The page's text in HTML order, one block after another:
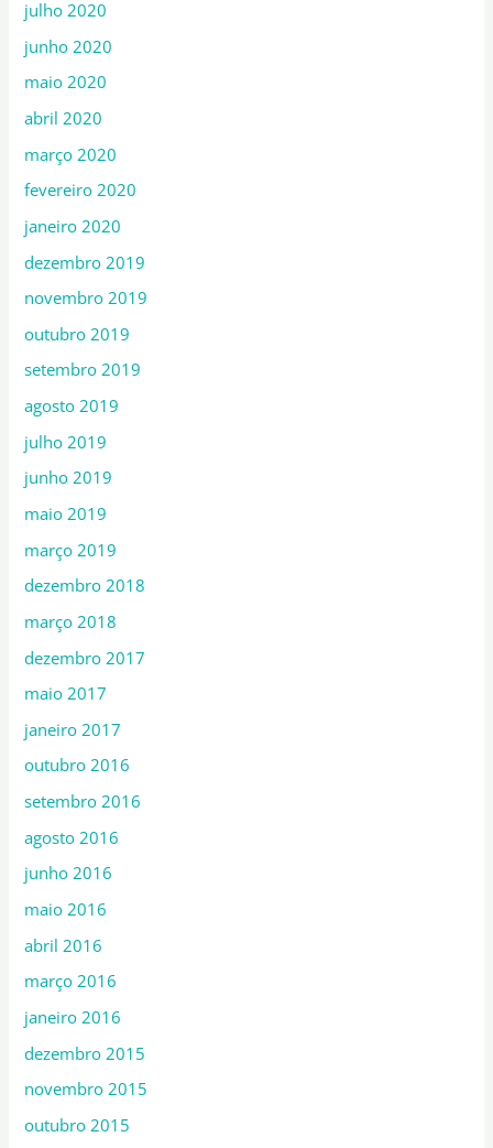
julho 2020
junho 2020
maio 2020
abril 2020
março 2020
fevereiro 2020
janeiro 2020
dezembro 2019
novembro 2019
outubro 2019
setembro 2019
agosto 2019
julho 2019
junho 2019
maio 2019
março 2019
dezembro 2018
março 2018
dezembro 2017
maio 2017
janeiro 2017
outubro 2016
setembro 2016
agosto 2016
junho 2016
maio 2016
abril 2016
março 2016
janeiro 2016
dezembro 2015
novembro 2015
outubro 2015